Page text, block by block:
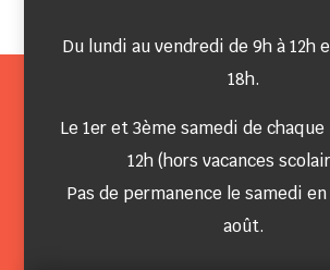
Du lundi au vendredi de 9h à 12h
18h.
Le 1er et 3ème samedi de
12h (hors vacances
Pas de permanence le samedi
août.